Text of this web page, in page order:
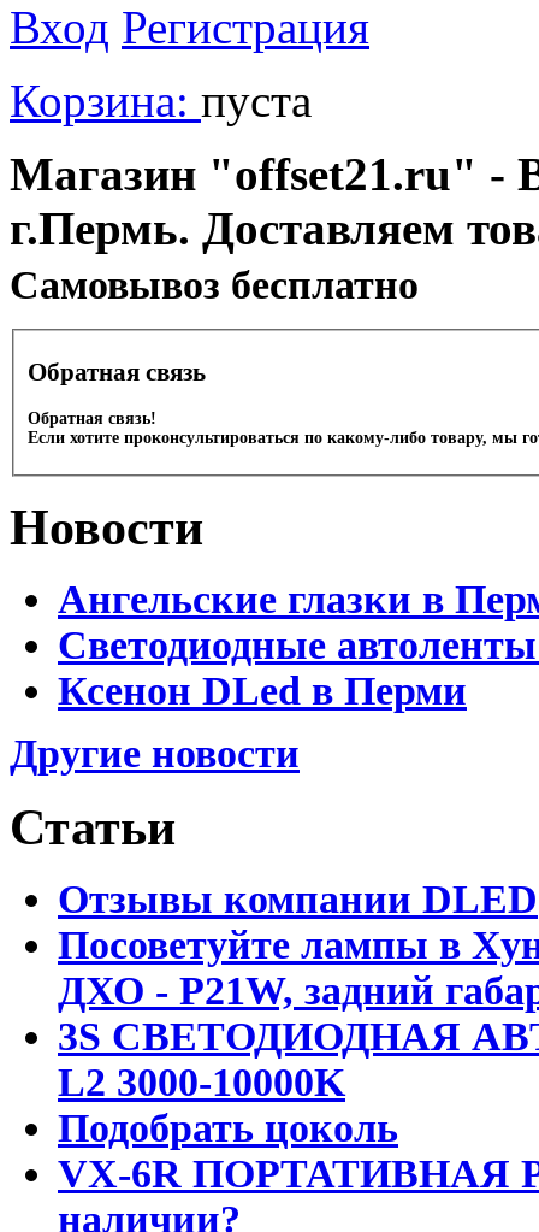
Вход Регистрация
Корзина: пуста
Магазин "offset21.ru" -
г.Пермь. Доставляем
Cамовывоз бесплатно
Обратная связь
Обратная связь!
Если хотите проконсультироваться по какому-либо товару, мы
Новости
Ангельские глазки в
Светодиодные
Ксенон DLed в Перми
Другие новости
Статьи
Отзывы компании DLED
Посоветуйте лампы в
ДХО - P21W, задний
3S СВЕТОДИОДНАЯ
L2 3000-10000K
Подобрать цоколь
VX-6R ПОРТАТИВНАЯ
наличии?